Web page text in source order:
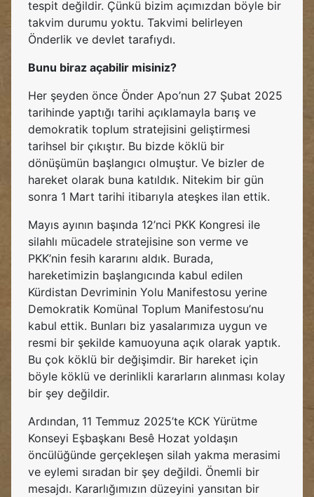
tespit değildir. Çünkü bizim açımızdan böyle bir
takvim durumu yoktu. Takvimi belirleyen
Önderlik ve devlet tarafıydı.
Bunu biraz açabilir misiniz?
Her şeyden önce Önder Apo’nun 27 Şubat 2025
tarihinde yaptığı tarihi açıklamayla barış ve
demokratik toplum stratejisini geliştirmesi
tarihsel bir çıkıştır. Bu bizde köklü bir
dönüşümün başlangıcı olmuştur. Ve bizler de
hareket olarak buna katıldık. Nitekim bir gün
sonra 1 Mart tarihi itibarıyla ateşkes ilan ettik.
Mayıs ayının başında 12’nci PKK Kongresi ile
silahlı mücadele stratejisine son verme ve
PKK’nin fesih kararını aldık. Burada,
hareketimizin başlangıcında kabul edilen
Kürdistan Devriminin Yolu Manifestosu yerine
Demokratik Komünal Toplum Manifestosu’nu
kabul ettik. Bunları biz yasalarımıza uygun ve
resmi bir şekilde kamuoyuna açık olarak yaptık.
Bu çok köklü bir değişimdir. Bir hareket için
böyle köklü ve derinlikli kararların alınması kolay
bir şey değildir.
Ardından, 11 Temmuz 2025’te KCK Yürütme
Konseyi Eşbaşkanı Besê Hozat yoldaşın
öncülüğünde gerçekleşen silah yakma merasimi
ve eylemi sıradan bir şey değildi. Önemli bir
mesajdı. Kararlığımızın düzeyini yansıtan bir